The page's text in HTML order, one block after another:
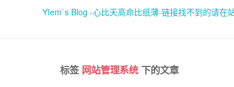
YIem`s Blog -心比天高命比纸薄-链接找不到的请在
标签网站管理系统 下的文章